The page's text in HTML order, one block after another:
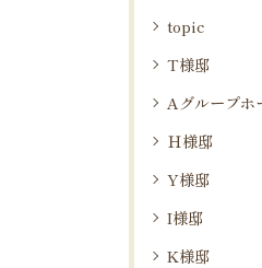
topic
T様邸
Aグループホ
Ｈ様邸
Y様邸
I様邸
K様邸